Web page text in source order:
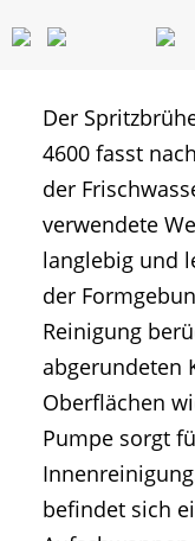
Der
4600 fasst
der
verwendete
langlebig und
der
Reinigung
abgerundeten
Oberflächen
Pumpe sorgt
befindet sich